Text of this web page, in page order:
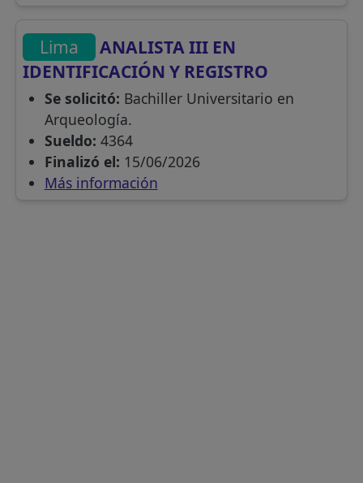
Lima
ANALISTA III EN
IDENTIFICACIÓN Y REGISTRO
Se solicitó: Bachiller Universitario en
Arqueología.
Sueldo: 4364
Finalizó el: 15/06/2026
Más información